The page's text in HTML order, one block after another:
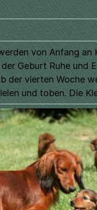
von Anfang
Geburt Ruhe und
der vierten Woche
und toben. Die